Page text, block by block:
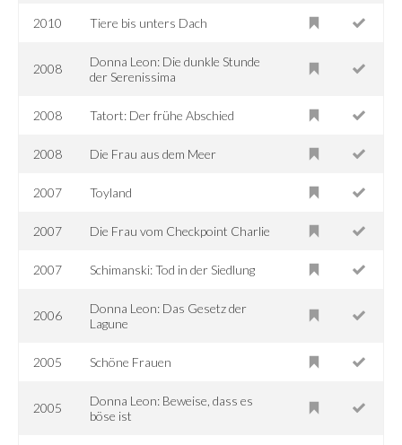
2010 Tiere bis unters Dach
2008
Donna Leon: Die dunkle Stunde
der Serenissima
2008 Tatort: Der frühe Abschied
2008 Die Frau aus dem Meer
2007 Toyland
2007 Die Frau vom Checkpoint Charlie
2007 Schimanski: Tod in der Siedlung
2006
Donna Leon: Das Gesetz der
Lagune
2005 Schöne Frauen
2005
Donna Leon: Beweise, dass es
böse ist